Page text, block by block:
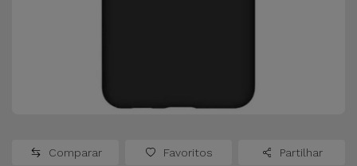
Oppo
Recondicionados
Recondicionados
Comparar Favoritos Partilhar